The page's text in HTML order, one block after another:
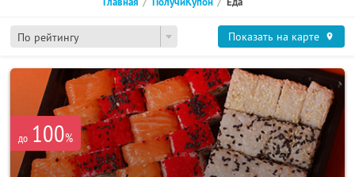
По рейтингу Показать на карте
до 100%